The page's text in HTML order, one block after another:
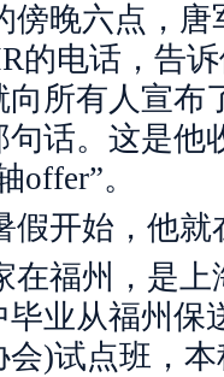
傍晚六点，
的电话，告
向所有人宣布
句话。这是他
offer”。
假开始，他
在福州，是
毕业从福州保
会)试点班，